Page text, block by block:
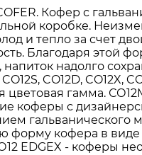
Кофер с
коробке.
и тепло за счет
Благодаря этой
напиток надолго
CO12S, CO12D,
гамма.
коферы с
гальванического
форму кофера в виде
EDGEX - коферы